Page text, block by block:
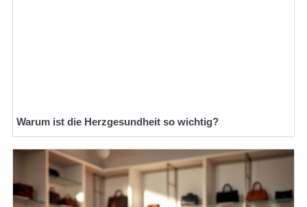
Warum ist die Herzgesundheit so wichtig?